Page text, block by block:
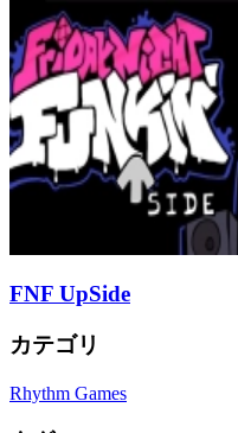
FNF UpSide
カテゴリ
Rhythm Games